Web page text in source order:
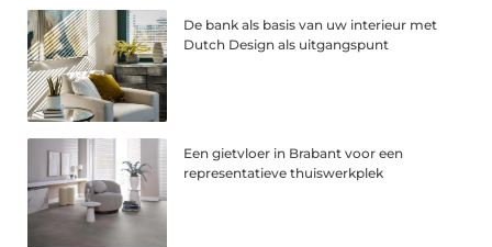
De bank als basis van uw interieur met
Dutch Design als uitgangspunt
Een gietvloer in Brabant voor een
representatieve thuiswerkplek